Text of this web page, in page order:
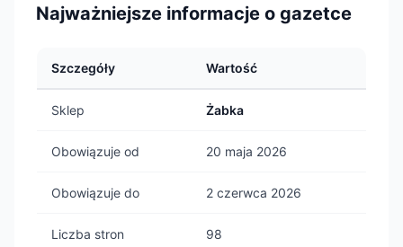
Najważniejsze informacje o gazetce
Szczegóły Wartość
Sklep Żabka
Obowiązuje od 20 maja 2026
Obowiązuje do 2 czerwca 2026
Liczba stron 98